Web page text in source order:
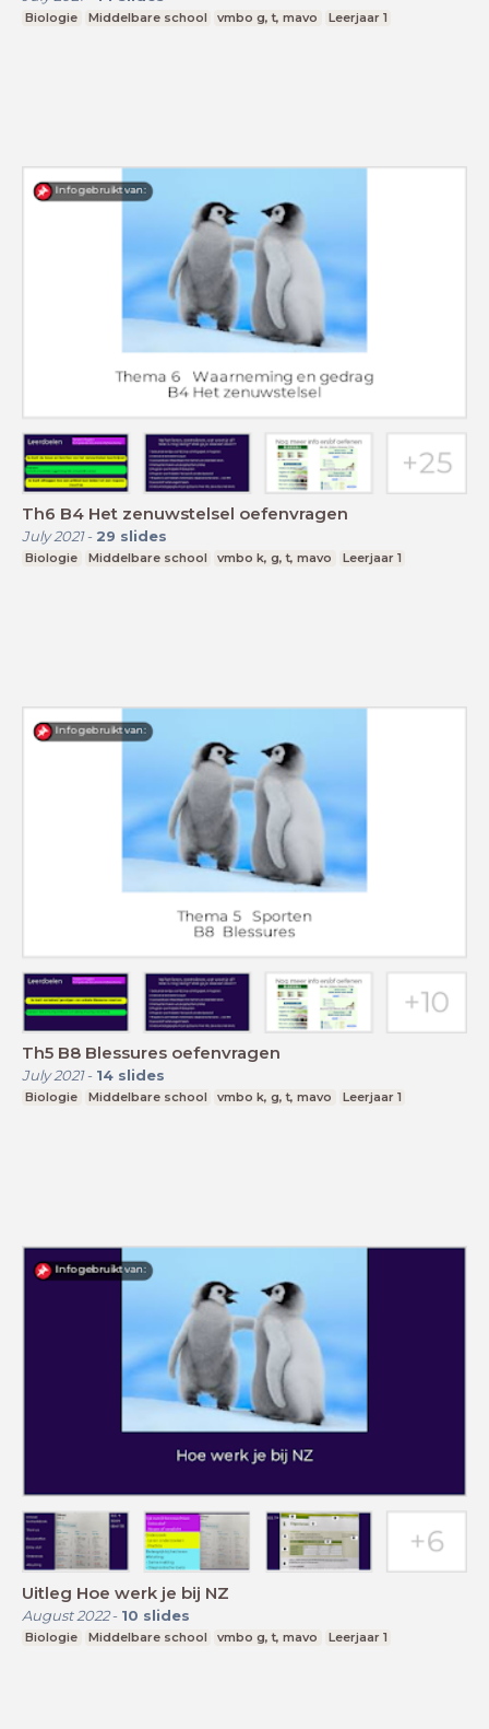
Biologie Middelbare school vmbo g, t, mavo Leerjaar 1
Th6 B4 Het zenuwstelsel oefenvragen
July 2021- 29 slides
Biologie Middelbare school vmbo k, g, t, mavo Leerjaar 1
Th5 B8 Blessures oefenvragen
July 2021- 14 slides
Biologie Middelbare school vmbo k, g, t, mavo Leerjaar 1
Uitleg Hoe werk je bij NZ
August 2022- 10 slides
Biologie Middelbare school vmbo g, t, mavo Leerjaar 1